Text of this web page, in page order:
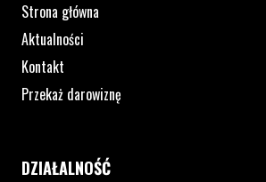
Strona główna
Aktualności
Kontakt
Przekaż darowiznę
DZIAŁALNOŚĆ